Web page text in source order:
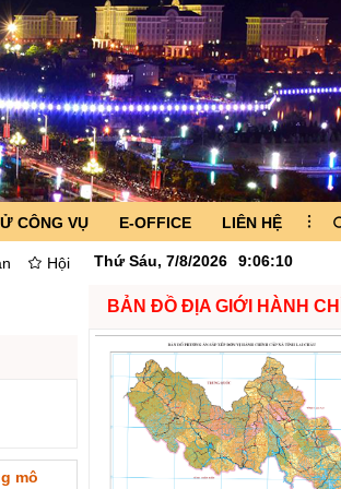
CÔNG VỤ E-OFFICE LIÊN HỆ
Hội nghị gặp gỡ các nhà đầu tư thực hiện các
Thứ Sáu, 7/8/2026 9:06:10
mô
BẢN ĐỒ ĐỊA GIỚI HÀNH
6731/UBND-KTN
(Công văn V/v triển khai thực
Nghị định số 303/2026/NĐ-CP ngày